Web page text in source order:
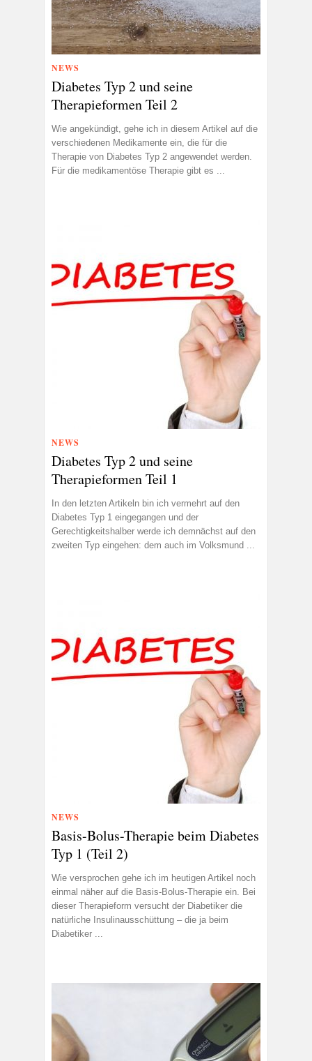
NEWS
Diabetes Typ 2 und seine
Therapieformen Teil 2
Wie angekündigt, gehe ich in diesem Artikel auf die
verschiedenen Medikamente ein, die für die
Therapie von Diabetes Typ 2 angewendet werden.
Für die medikamentöse Therapie gibt es ...
NEWS
Diabetes Typ 2 und seine
Therapieformen Teil 1
In den letzten Artikeln bin ich vermehrt auf den
Diabetes Typ 1 eingegangen und der
Gerechtigkeitshalber werde ich demnächst auf den
zweiten Typ eingehen: dem auch im Volksmund ...
NEWS
Basis-Bolus-Therapie beim Diabetes
Typ 1 (Teil 2)
Wie versprochen gehe ich im heutigen Artikel noch
einmal näher auf die Basis-Bolus-Therapie ein. Bei
dieser Therapieform versucht der Diabetiker die
natürliche Insulinausschüttung – die ja beim
Diabetiker ...